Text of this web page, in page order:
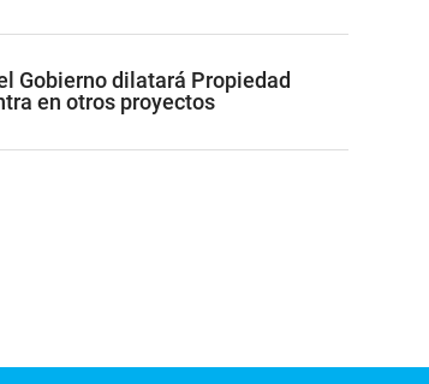
Gobierno dilatará Propiedad
en otros proyectos